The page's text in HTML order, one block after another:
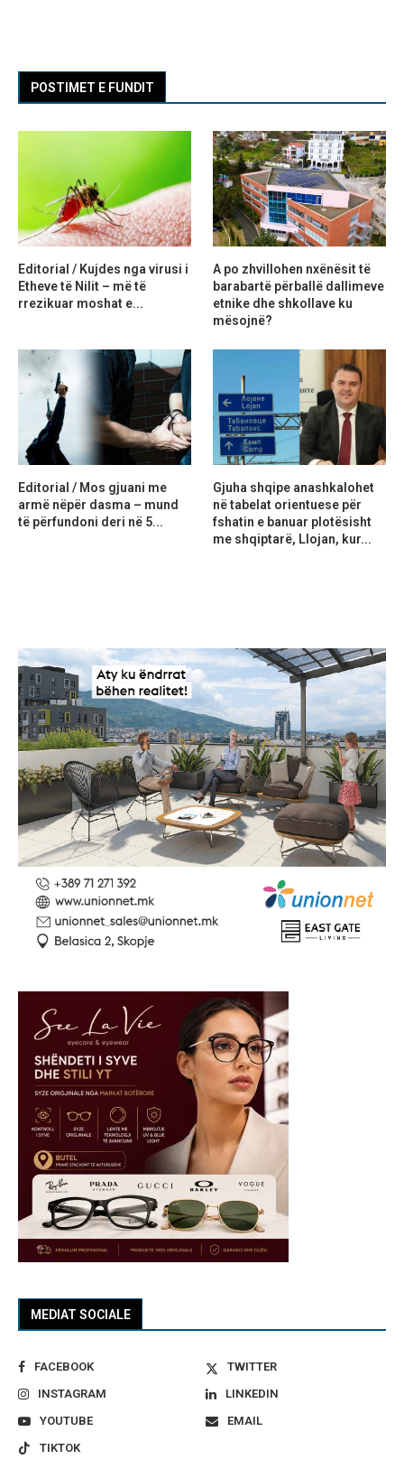
MEDIAT SOCIALE
FACEBOOK
TWITTER
INSTAGRAM
LINKEDIN
YOUTUBE
EMAIL
TIKTOK
POSTIMET E FUNDIT
Editorial / Kujdes nga virusi i
Etheve të Nilit – më të
rrezikuar moshat e...
A po zhvillohen nxënësit të
barabartë përballë dallimeve
etnike dhe shkollave ku
mësojnë?
Editorial / Mos gjuani me
armë nëpër dasma – mund
të përfundoni deri në 5...
Gjuha shqipe anashkalohet
në tabelat orientuese për
fshatin e banuar plotësisht
me shqiptarë, Llojan, kur...